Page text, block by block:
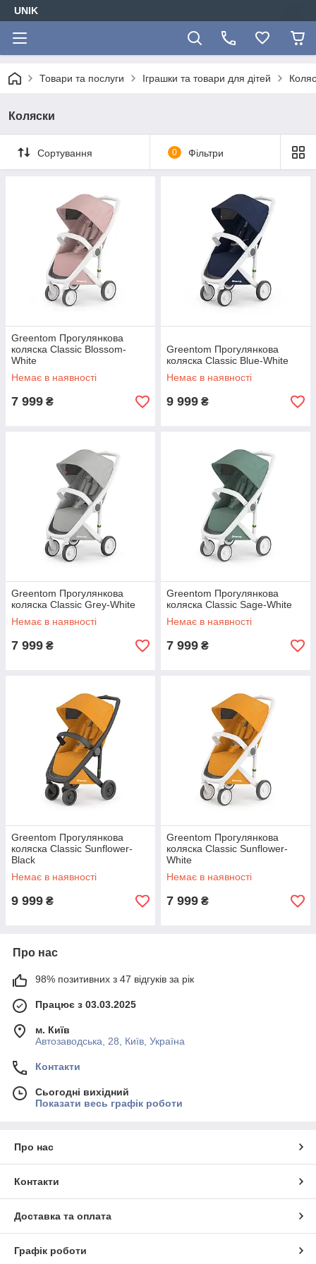
UNIK
Товари та послуги Іграшки та товари для дітей
Коляски
Сортування 0 Фільтри
Greentom Прогулянкова
коляска Classic Blossom-
White
Немає в наявності
7 999 ₴
Greentom Прогулянкова
коляска Classic Blue-White
Немає в наявності
9 999 ₴
Greentom Прогулянкова
коляска Classic Grey-White
Немає в наявності
7 999 ₴
Greentom Прогулянкова
коляска Classic Sage-White
Немає в наявності
7 999 ₴
Greentom Прогулянкова
коляска Classic Sunflower-
Black
Немає в наявності
9 999 ₴
Greentom Прогулянкова
коляска Classic Sunflower-
White
Немає в наявності
7 999 ₴
Про нас
98% позитивних з 47 відгуків за рік
Працює з 03.03.2025
м. Київ
Автозаводська, 28, Київ, Україна
Контакти
Сьогодні вихідний
Показати весь графік роботи
Про нас
Контакти
Доставка та оплата
Графік роботи